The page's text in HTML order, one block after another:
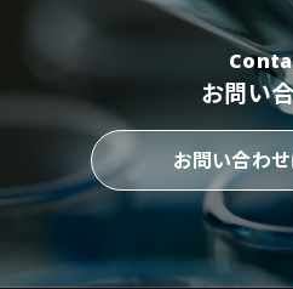
お問い
お問い合わ